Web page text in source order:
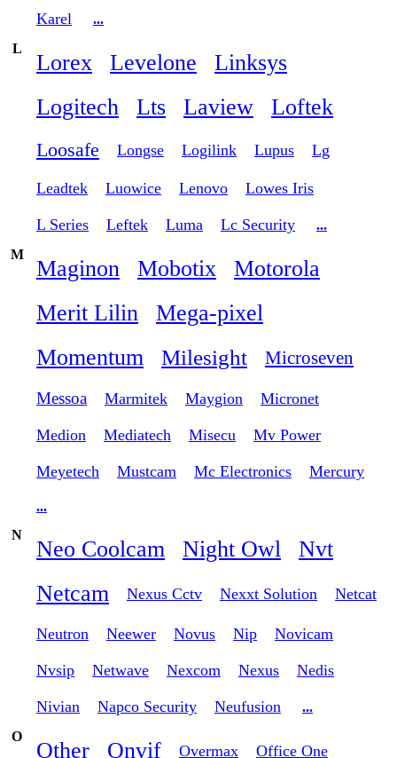
Karel
...
L
Lorex Levelone
Linksys
Logitech
Lts Laview Loftek
Loosafe Longse Logilink Lupus Lg
Leadtek Luowice Lenovo Lowes Iris
L Series Leftek Luma Lc Security
...
M
Maginon Mobotix
Motorola
Merit Lilin
Mega-pixel
Momentum
Milesight Microseven
Messoa Marmitek Maygion Micronet
Medion Mediatech Misecu Mv Power
Meyetech Mustcam Mc Electronics Mercury
...
N
Neo Coolcam Night Owl
Nvt
Netcam
Nexus Cctv Nexxt Solution Netcat
Neutron Neewer Novus Nip Novicam
Nvsip Netwave Nexcom Nexus Nedis
Nivian Napco Security Neufusion
...
O
Other Onvif Overmax Office One